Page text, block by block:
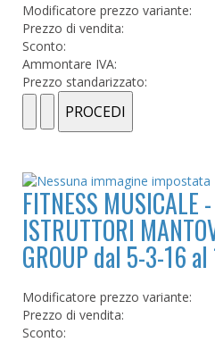
Modificatore prezzo variante:
Prezzo di vendita:
Sconto:
Ammontare IVA:
Prezzo standarizzato:
FITNESS MUSICALE
ISTRUTTORI
GROUP dal 5-3-16
Modificatore prezzo variante:
Prezzo di vendita:
Sconto: